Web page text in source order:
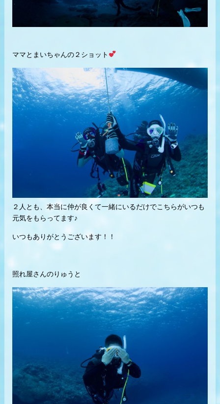
ママとまいちゃんの２ショット
２人とも、本当に仲が良くて一緒にいるだけでこちらがいつも
元気をもらってます♪
いつもありがとうございます！！
照れ屋さんのりゅうと